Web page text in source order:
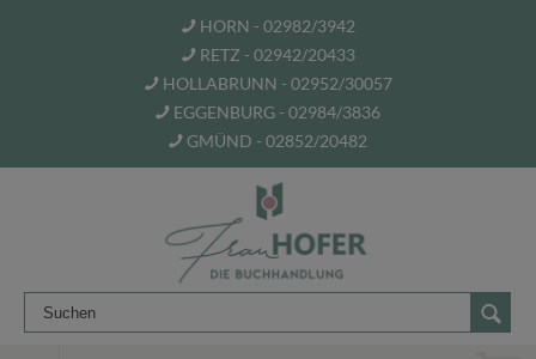
HORN - 02982/3942
RETZ - 02942/20433
HOLLABRUNN - 02952/30057
EGGENBURG - 02984/3836
GMÜND - 02852/20482